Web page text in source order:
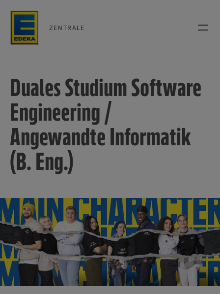
ZENTRALE
Duales Studium Software
Engineering /
Angewandte Informatik
(B. Eng.)